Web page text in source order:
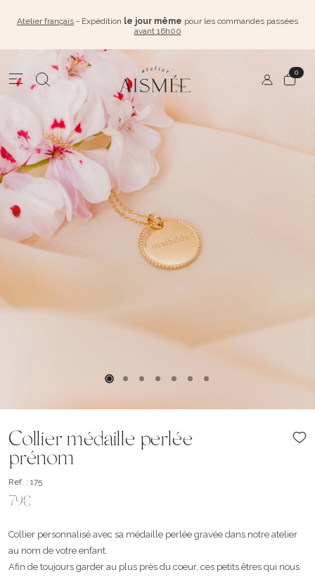
Atelier français - Expédition le jour même pour les commandes passées
avant 16h00
0
Collier médaille perlée
prénom
Ref. : 175
79€
Collier personnalisé avec sa médaille perlée gravée dans notre atelier
au nom de votre enfant.
Afin de toujours garder au plus près du coeur, ces petits êtres qui nous